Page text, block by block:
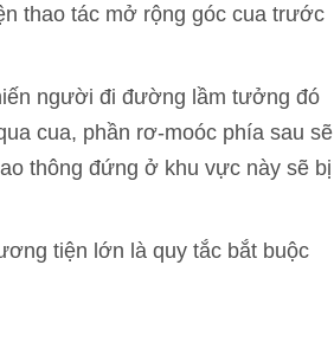
thao tác mở rộng góc cua trước
người đi đường lầm tưởng đó
cua, phần rơ-moóc phía sau sẽ
thông đứng ở khu vực này sẽ bị
tiện lớn là quy tắc bắt buộc